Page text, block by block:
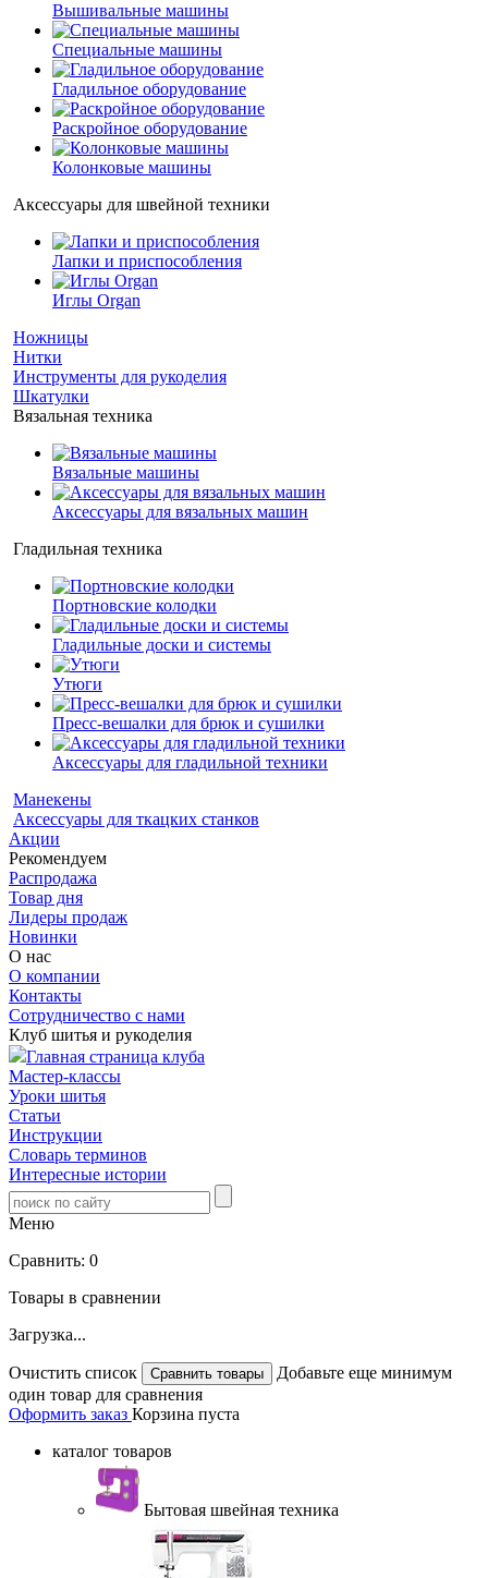
Вышивальные машины
Специальные машины
Гладильное оборудование
Раскройное оборудование
Колонковые машины
Аксессуары для швейной техники
Лапки и приспособления
Иглы Organ
Ножницы
Нитки
Инструменты для рукоделия
Шкатулки
Вязальная техника
Вязальные машины
Аксессуары для вязальных машин
Гладильная техника
Портновские колодки
Гладильные доски и системы
Утюги
Пресс-вешалки для брюк и сушилки
Аксессуары для гладильной техники
Манекены
Аксессуары для ткацких станков
Акции
Рекомендуем
Распродажа
Товар дня
Лидеры продаж
Новинки
О нас
О компании
Контакты
Сотрудничество с нами
Клуб шитья и рукоделия
Главная страница клуба
Мастер-классы
Уроки шитья
Статьи
Инструкции
Словарь терминов
Интересные истории
Меню
Сравнить: 0
Товары в сравнении
Загрузка...
Очистить список
Добавьте еще минимум
один товар для сравнения
Оформить заказ Корзина пуста
каталог товаров
Бытовая швейная техника